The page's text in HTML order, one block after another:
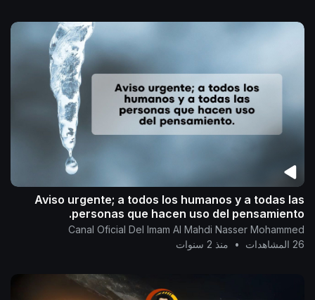
Aviso urgente; a todos los humanos y a todas las
personas que hacen uso del pensamiento.
Canal Oficial Del Imam Al Mahdi Nasser Mohammed
26 المشاهدات
• منذ 2 سنوات